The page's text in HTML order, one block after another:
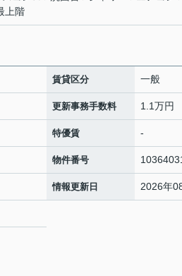
上階
賃貸区分 一般
更新事務手数料 1.1万円
特優賃 -
物件番号
情報更新日 2026年